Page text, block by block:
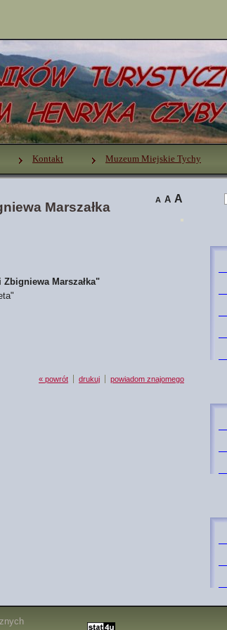
Kontakt Muzeum Miejskie Tychy
A A A
Marszałka
Marszałka"
powiadom znajomego
drukuj
« powrót